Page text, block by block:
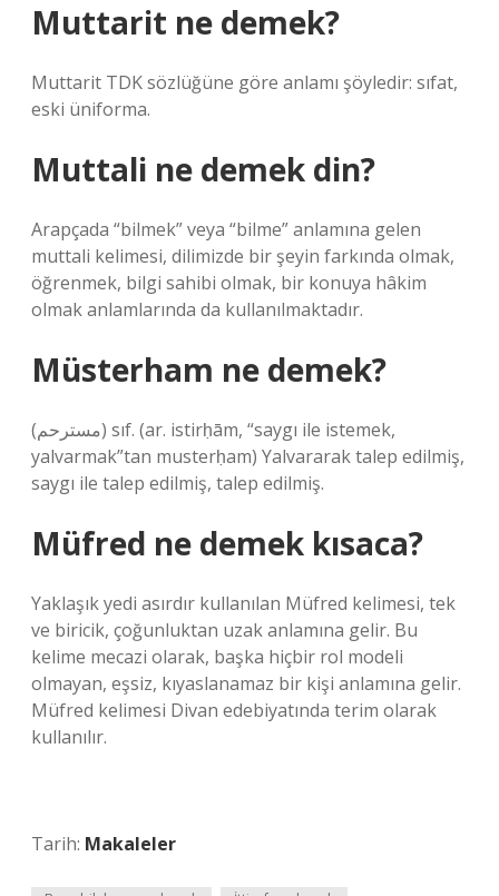
Muttarit ne demek?
Muttarit TDK sözlüğüne göre anlamı şöyledir: sıfat,
eski üniforma.
Muttali ne demek din?
Arapçada “bilmek” veya “bilme” anlamına gelen
muttali kelimesi, dilimizde bir şeyin farkında olmak,
öğrenmek, bilgi sahibi olmak, bir konuya hâkim
olmak anlamlarında da kullanılmaktadır.
Müsterham ne demek?
(ﻣﺴﺘﺮﺣﻢ) sıf. (ar. istirḥām, “saygı ile istemek,
yalvarmak”tan musterḥam) Yalvararak talep edilmiş,
saygı ile talep edilmiş, talep edilmiş.
Müfred ne demek kısaca?
Yaklaşık yedi asırdır kullanılan Müfred kelimesi, tek
ve biricik, çoğunluktan uzak anlamına gelir. Bu
kelime mecazi olarak, başka hiçbir rol modeli
olmayan, eşsiz, kıyaslanamaz bir kişi anlamına gelir.
Müfred kelimesi Divan edebiyatında terim olarak
kullanılır.
Tarih: Makaleler